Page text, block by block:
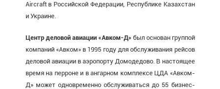
Aircraft в Российской Федерации, Республике Казахстан
и Украине.
Центр деловой авиации «Авком-Д» был основан группой
компаний «Авком» в 1995 году для обслуживания рейсов
деловой авиации в аэропорту Домодедово. В настоящее
время на перроне и в ангарном комплексе ЦДА «Авком-
Д» может одновременно обслуживаться до 55 бизнес-